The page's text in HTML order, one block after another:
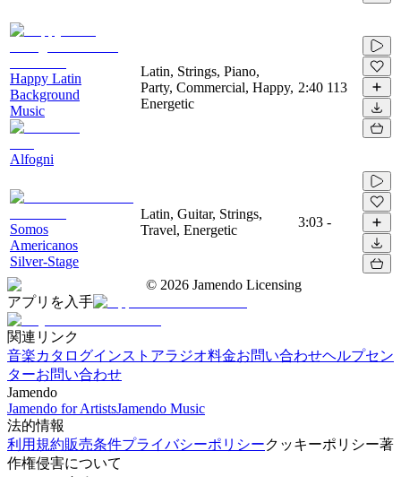
Happy Latin
Background
Music
Alfogni
Latin, Strings, Piano,
Party, Commercial, Happy,
Energetic
2:40 113
Somos
Americanos
Silver-Stage
Latin, Guitar, Strings,
Travel, Energetic
3:03 -
© 2026 Jamendo Licensing
アプリを入手
関連リンク
音楽カタログインストアラジオ料金お問い合わせヘルプセン
ターお問い合わせ
Jamendo
Jamendo for ArtistsJamendo Music
法的情報
利用規約販売条件プライバシーポリシークッキーポリシー著
作権侵害について